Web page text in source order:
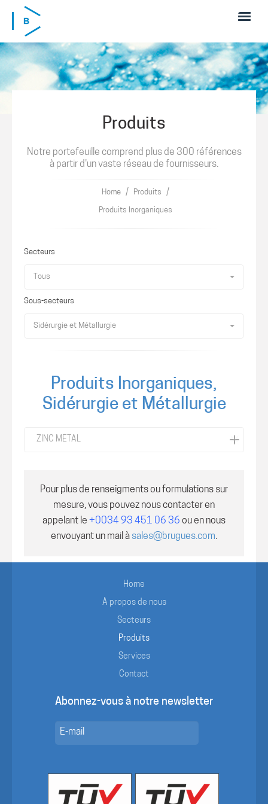
Skip to main content
Produits
Notre portefeuille comprend plus de 300 références
à partir d'un vaste réseau de fournisseurs.
Home / Produits /
Produits Inorganiques
Secteurs
Tous
Sous-secteurs
Sidérurgie et Métallurgie
Produits Inorganiques,
Sidérurgie et Métallurgie
ZINC MÉTAL
Pour plus de renseigments ou formulations sur
mesure, vous pouvez nous contacter en
appelant le +0034 93 451 06 36 ou en nous
envouyant un mail à sales@brugues.com.
Home
À propos de nous
Secteurs
Produits
Services
Contact
Abonnez-vous à notre newsletter